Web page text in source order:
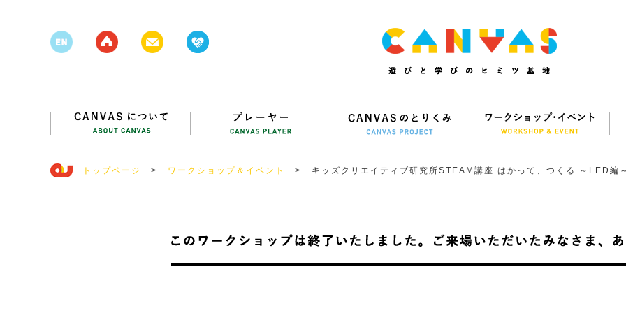
トップページ > ワークショップ＆イベント > キッズクリエイティブ研究所STEAM講座 はかって、つくる ～LED編